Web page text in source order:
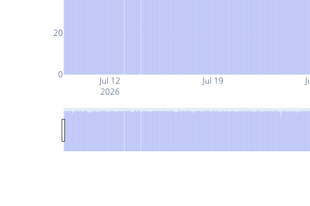
Jul 12
2026
Jul 19
0
20